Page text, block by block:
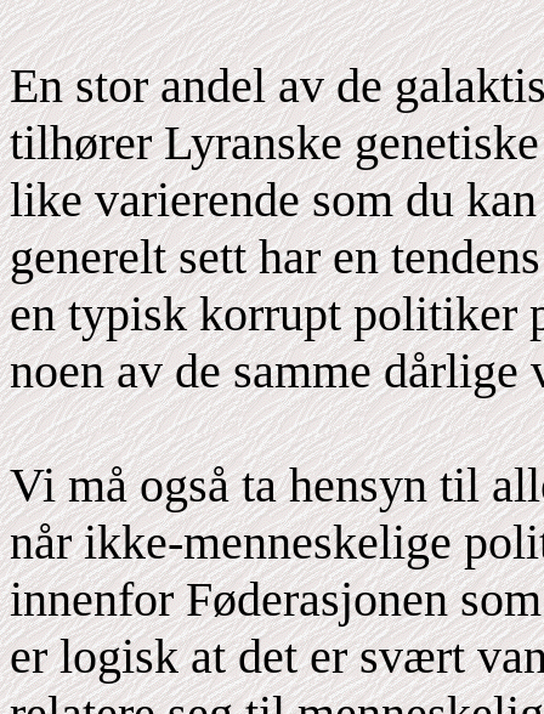
En stor andel av de
tilhører Lyranske
like varierende som du
generelt sett har en
en typisk korrupt politiker
noen av de samme dårlige
Vi må også ta hensyn til
når ikke-menneskelige
innenfor Føderasjonen
er logisk at det er svært